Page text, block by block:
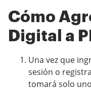
Cómo
Digital a
Una vez que
sesión o
tomará solo